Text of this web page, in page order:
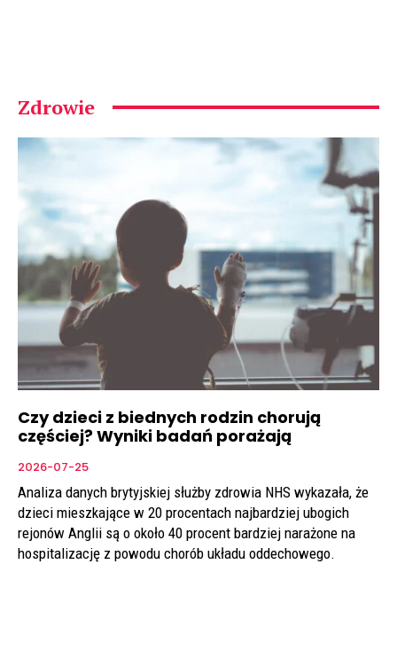
Zdrowie
Czy dzieci z biednych rodzin chorują
częściej? Wyniki badań porażają
2026-07-25
Analiza danych brytyjskiej służby zdrowia NHS wykazała, że
dzieci mieszkające w 20 procentach najbardziej ubogich
rejonów Anglii są o około 40 procent bardziej narażone na
hospitalizację z powodu chorób układu oddechowego.